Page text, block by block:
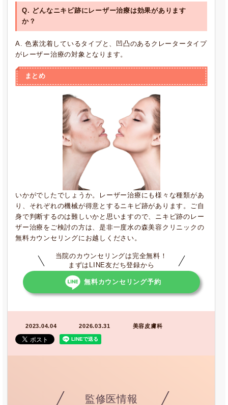
Q. どんなニキビ跡にレーザー治療は効果があります
か？
A. 色素沈着しているタイプと、凹凸のあるクレータータイプ
がレーザー治療の対象となります。
まとめ
いかがでしたでしょうか。レーザー治療にも様々な種類があ
り、それぞれの機械が得意とするニキビ跡があります。ご自
身で判断するのは難しいかと思いますので、ニキビ跡のレー
ザー治療をご検討の方は、是非一度水の森美容クリニックの
無料カウンセリングにお越しください。
当院のカウンセリングは完全無料！
まずはLINE友だち登録から
無料カウンセリング予約
2023.04.04 2026.03.31 美容皮膚科
監修医情報